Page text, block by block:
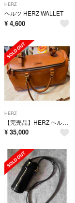
HERZ
ヘルツ HERZ WALLET
¥ 4,600
HERZ
【完売品】HERZ ヘルツ 2way ボストン ビジネス 定価8.8万
¥ 35,000